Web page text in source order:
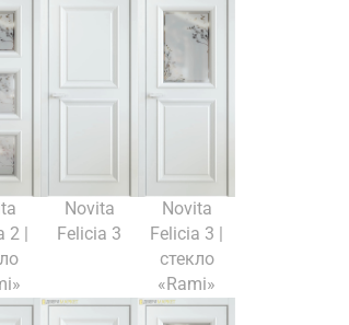
2 |
Novita
Felicia 3
Novita
Felicia 3 |
стекло
«Rami»